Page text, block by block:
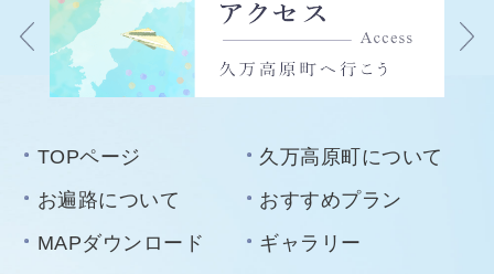
TOPページ
久万高原町について
お遍路について
おすすめプラン
MAPダウンロード
ギャラリー